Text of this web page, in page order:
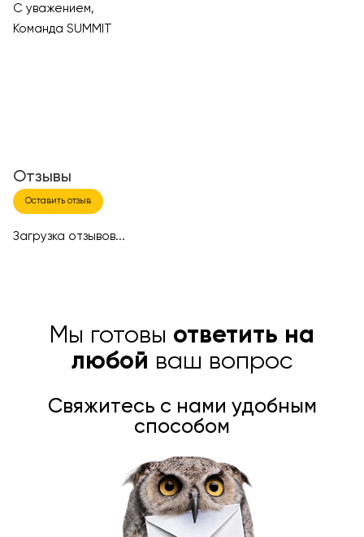
С уважением,
Команда SUMMIT
Отзывы
Оставить отзыв
Загрузка отзывов...
Мы готовы ответить на
любой ваш вопрос
Свяжитесь с нами удобным
способом